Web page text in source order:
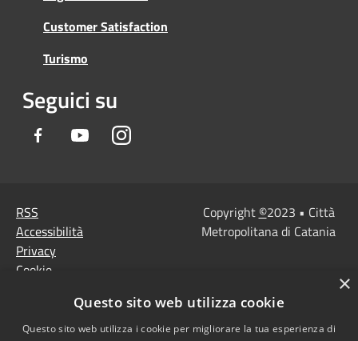
Customer Satisfaction
Turismo
Seguici su
Facebook YoutubeInstagram
RSS
Accessibilità
Privacy
Cookie
Note Legali
Agenzia per l'Italia
Copyright ©2023 • Città
Metropolitana di Catania
×
Questo sito web utilizza cookie
Questo sito web utilizza i cookie per migliorare la tua esperienza di